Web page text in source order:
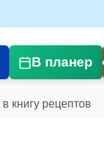
В планер
книгу рецептов